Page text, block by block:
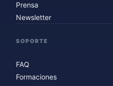
Prensa
Newsletter
SOPORTE
FAQ
Formaciones